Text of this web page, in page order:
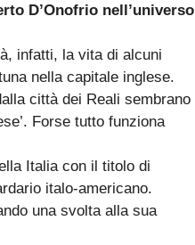
D’Onofrio nell’universo
infatti, la vita di alcuni
nella capitale inglese.
città dei Reali sembrano
Forse tutto funziona
Italia con il titolo di
italo-americano.
una svolta alla sua